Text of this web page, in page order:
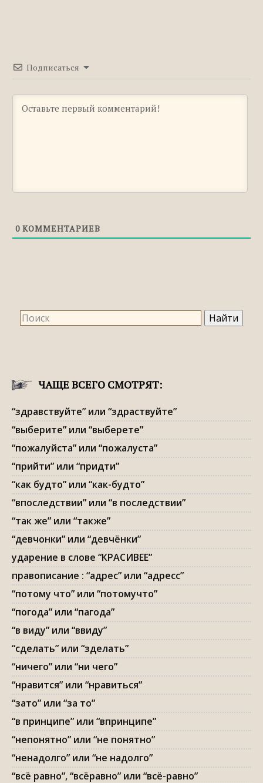
Подписаться
0 КОММЕНТАРИЕВ
ЧАЩЕ ВСЕГО СМОТРЯТ:
“здравствуйте” или “здраствуйте”
“выберите” или “выберете”
“пожалуйста” или “пожалуста”
“прийти” или “придти”
“как будто” или “как-будто”
“впоследствии” или “в последствии”
“так же” или “также”
“девчонки” или “девчёнки”
ударение в слове “КРАСИВЕЕ”
правописание : “адрес” или “адресс”
“потому что” или “потомучто”
“погода” или “пагода”
“в виду” или “ввиду”
“сделать” или “зделать”
“ничего” или “ни чего”
“нравится” или “нравиться”
“зато” или “за то”
“в принципе” или “впринципе”
“непонятно” или “не понятно”
“ненадолго” или “не надолго”
“всё равно”, “всёравно” или “всё-равно”